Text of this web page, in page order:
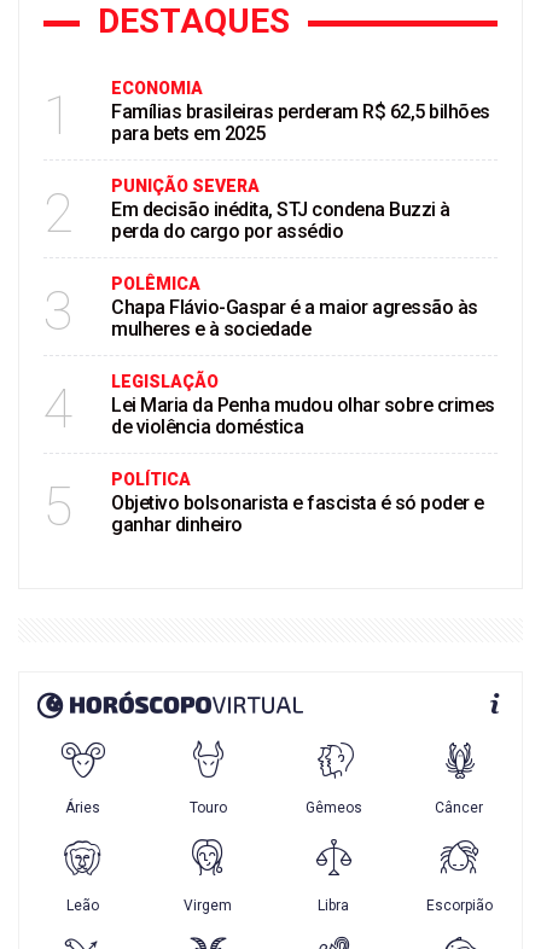
DESTAQUES
1 ECONOMIA
Famílias brasileiras perderam R$ 62,5 bilhões
para bets em 2025
2 PUNIÇÃO SEVERA
Em decisão inédita, STJ condena Buzzi à
perda do cargo por assédio
3 POLÊMICA
Chapa Flávio-Gaspar é a maior agressão às
mulheres e à sociedade
4 LEGISLAÇÃO
Lei Maria da Penha mudou olhar sobre crimes
de violência doméstica
5 POLÍTICA
Objetivo bolsonarista e fascista é só poder e
ganhar dinheiro